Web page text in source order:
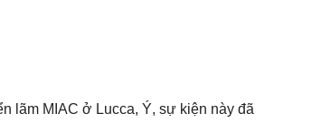
lãm MIAC ở Lucca, Ý, sự kiện này đã